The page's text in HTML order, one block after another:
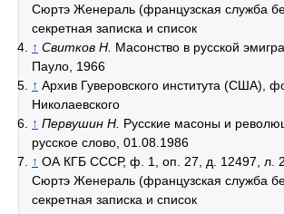
Сюртэ Женераль (французская служба
секретная записка и список
↑ Свитков Н. Масонство в русской
Пауло, 1966
↑ Архив Гуверовского института (США),
Николаевского
↑ Первушин Н. Русские масоны и
русское слово, 01.08.1986
↑ ОА КГБ СССР, ф. 1, оп. 27, д. 12497,
Сюртэ Женераль (французская служба
секретная записка и список